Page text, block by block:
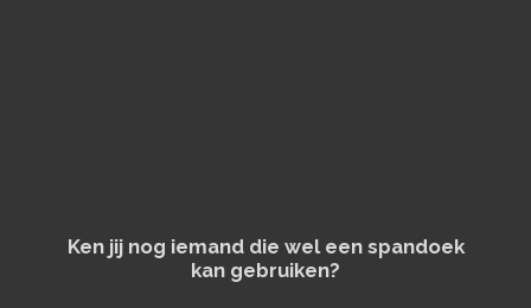
Ken jij nog iemand die wel een spandoek
kan gebruiken?